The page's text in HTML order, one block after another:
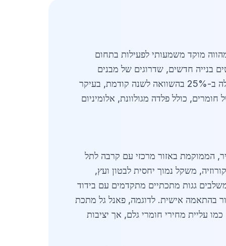
בנייה חדשים, שדרוגים של מבנים
קיימים והתמקדות בפתרונות בנייה ירוקים ועמידים. בשנת 2026, הביקוש למתכת לגגות מתכתיים בהרצליה עלה ב-25% בהשוואה לשנה קודמת, בעיקר
כולל פלדה מגולוונת, אלומיניום
בכ-150 מיליון שקלים, עם צמיחה שנתית של 18%. העיר, הממוקמת באזור מרכזי עם קרבה לתל
משקל נמוך יחסית לבטון ועץ,
משלבים גגות מתכתיים מתקדמים עם בידוד
מדויק וייצור בהתאמה אישית. לדוגמה, פאנל גל מתכת
ממגמות כלכליות, כמו עליית מחירי חומרי גלם, אך יציבות